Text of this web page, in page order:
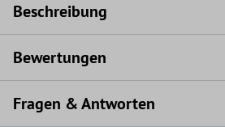
Beschreibung
Bewertungen
Fragen & Antworten